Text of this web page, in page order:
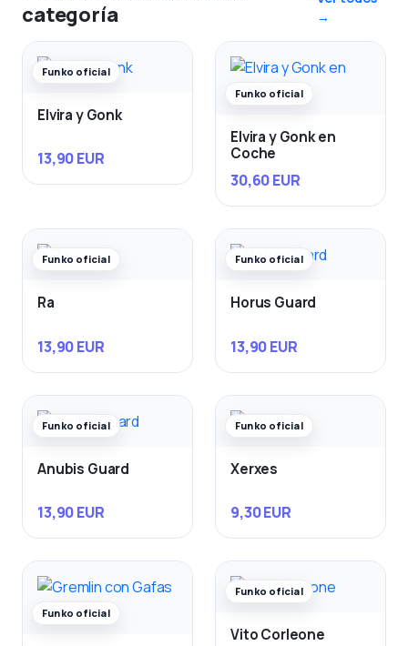
categoría
→
Funko oficial
Elvira y Gonk
13,90 EUR
Funko oficial
Elvira y Gonk en
Coche
30,60 EUR
Funko oficial
Ra
13,90 EUR
Funko oficial
Horus Guard
13,90 EUR
Funko oficial
Anubis Guard
13,90 EUR
Funko oficial
Xerxes
9,30 EUR
Funko oficial
Funko oficial
Vito Corleone